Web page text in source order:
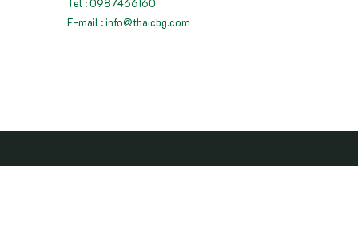
Tel : 0987466160
E-mail : info@thaicbg.com